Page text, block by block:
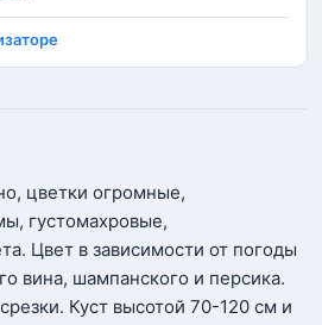
цветки огромные,
густомахровые,
Цвет в зависимости от погоды
вина, шампанского и персика.
Куст высотой 70-120 см и